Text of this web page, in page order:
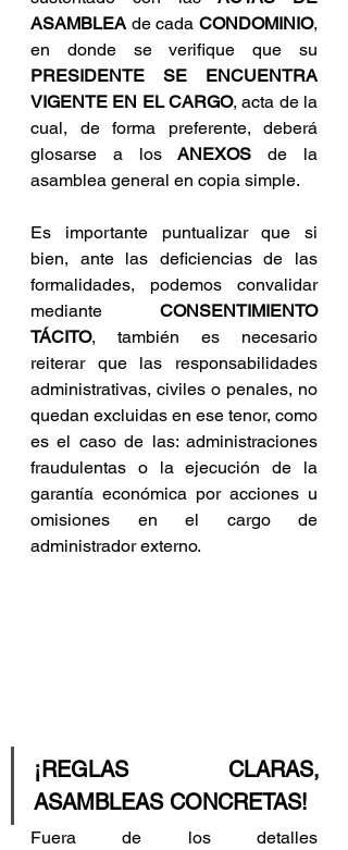
ASAMBLEA de cada CONDOMINIO,
PRESIDENTE SE ENCUENTRA
VIGENTE EN EL CARGO, acta de la
cual, de forma preferente, deberá
glosarse a los ANEXOS de la
asamblea general en copia simple.
Es importante puntualizar que si
bien, ante las deficiencias de las
formalidades, podemos convalidar
mediante CONSENTIMIENTO
TÁCITO, también es necesario
reiterar que las responsabilidades
administrativas, civiles o penales, no
quedan excluidas en ese tenor, como
es el caso de las: administraciones
fraudulentas o la ejecución de la
garantía económica por acciones u
omisiones en el cargo de
administrador externo.
¡REGLAS CLARAS,
ASAMBLEAS CONCRETAS!
Fuera de los detalles